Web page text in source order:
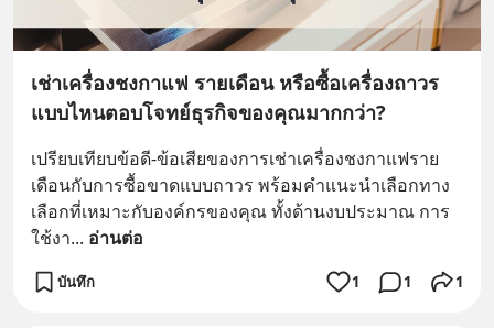
เช่าเครื่องชงกาแฟ รายเดือน หรือซื้อเครื่องถาวร
แบบไหนตอบโจทย์ธุรกิจของคุณมากกว่า?
เปรียบเทียบข้อดี-ข้อเสียของการเช่าเครื่องชงกาแฟราย
เดือนกับการซื้อขาดแบบถาวร พร้อมคำแนะนำเลือกทาง
เลือกที่เหมาะกับองค์กรของคุณ ทั้งด้านงบประมาณ การ
ใช้งา... อ่านต่อ
บันทึก 1 1 1